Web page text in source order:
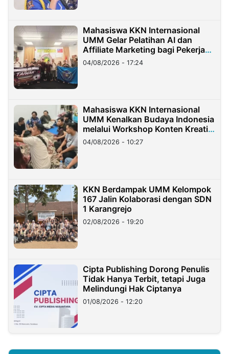
Mahasiswa KKN Internasional
UMM Gelar Pelatihan AI dan
Affiliate Marketing bagi Pekerja
Migran Indonesia di Taiwan
04/08/2026 - 17:24
Mahasiswa KKN Internasional
UMM Kenalkan Budaya Indonesia
melalui Workshop Konten Kreatif
di Taiwan
04/08/2026 - 10:27
KKN Berdampak UMM Kelompok
167 Jalin Kolaborasi dengan SDN
1 Karangrejo
02/08/2026 - 19:20
Cipta Publishing Dorong Penulis
Tidak Hanya Terbit, tetapi Juga
Melindungi Hak Ciptanya
01/08/2026 - 12:20